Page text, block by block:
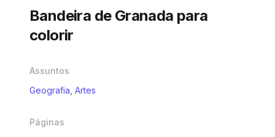
Bandeira de Granada para
colorir
Assuntos
Geografia Artes
Páginas